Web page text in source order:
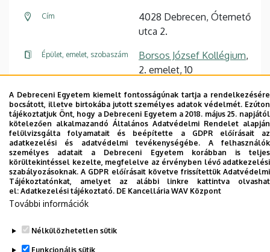
Cím
4028 Debrecen, Ótemető
utca 2.
Épület, emelet, szobaszám Borsos József Kollégium,
2. emelet, 10
Weboldal
Dolgozói adatmódosítás igénylése a DE
telefonkönyvében| Külső személyek rögzítése a
DE telefonkönyvében
A Debreceni Egyetem kiemelt fontosságúnak tartja a rendelkezésére
bocsátott, illetve birtokába jutott személyes adatok védelmét. Ezúton
tájékoztatjuk Önt, hogy a Debreceni Egyetem a 2018. május 25. napjától
kötelezően alkalmazandó Általános Adatvédelmi Rendelet alapján
felülvizsgálta folyamatait és beépítette a GDPR előírásait az
adatkezelési és adatvédelmi tevékenységébe. A felhasználók
személyes adatait a Debreceni Egyetem korábban is teljes
körültekintéssel kezelte, megfelelve az érvényben lévő adatkezelési
szabályozásoknak. A GDPR előírásait követve frissítettük Adatvédelmi
Tájékoztatónkat, amelyet az alábbi linkre kattintva olvashat
el: Adatkezelési tájékoztató. DE Kancellária WAV Központ
További információk
Nélkülözhetetlen sütik
Funkcionális sütik